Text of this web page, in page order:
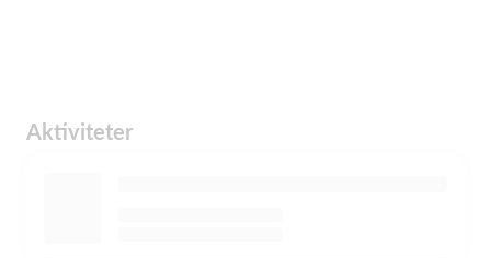
Aktiviteter